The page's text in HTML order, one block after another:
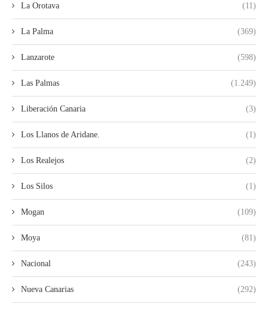
La Orotava (11)
La Palma (369)
Lanzarote (598)
Las Palmas (1.249)
Liberación Canaria (3)
Los Llanos de Aridane. (1)
Los Realejos (2)
Los Silos (1)
Mogan (109)
Moya (81)
Nacional (243)
Nueva Canarias (292)